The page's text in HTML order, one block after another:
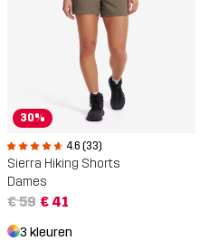
30%
4.6 (33)
Sierra Hiking Shorts
Dames
€ 59 € 41
3 kleuren